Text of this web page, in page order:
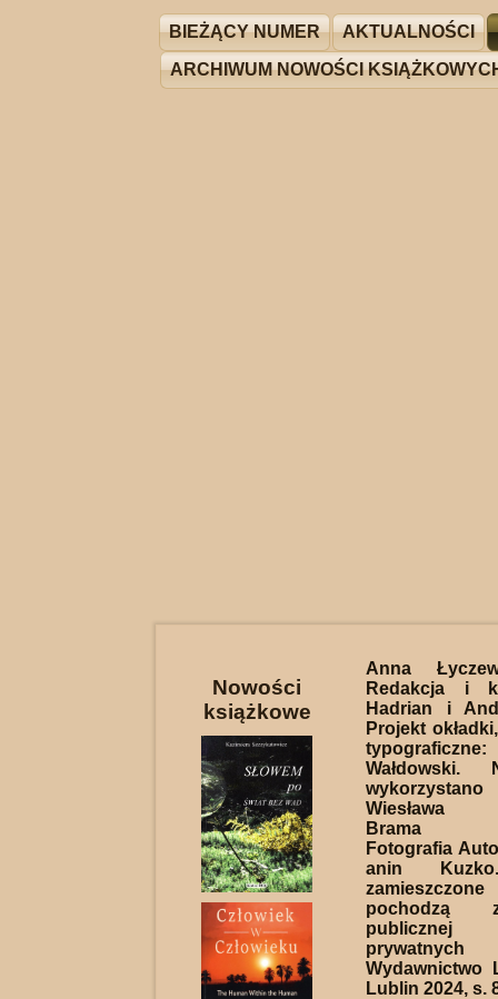
BIEŻĄCY NUMER AKTUALNOŚCI
ARCHIWUM NOWOŚCI
Nowości
książkowe
Anna
Redakcja i
Hadrian i
Projekt
Wałdowski.
Wiesława
Brama
Fotografia
anin
pochodzą
Wydawnictwo
Lublin 2024, s.